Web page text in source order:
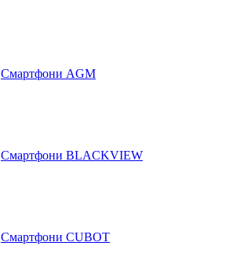
Cмартфони AGM
Смартфони BLACKVIEW
Смартфони CUBOT